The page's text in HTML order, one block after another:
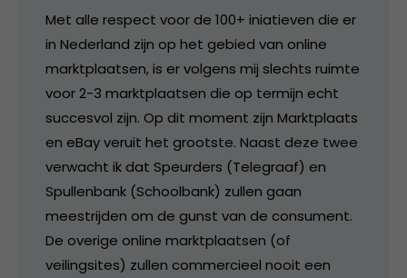
Met alle respect voor de 100+ iniatieven die er
in Nederland zijn op het gebied van online
marktplaatsen, is er volgens mij slechts ruimte
voor 2-3 marktplaatsen die op termijn echt
succesvol zijn. Op dit moment zijn Marktplaats
en eBay veruit het grootste. Naast deze twee
verwacht ik dat Speurders (Telegraaf) en
Spullenbank (Schoolbank) zullen gaan
meestrijden om de gunst van de consument.
De overige online marktplaatsen (of
veilingsites) zullen commercieel nooit een